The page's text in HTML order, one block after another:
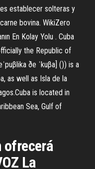
establecer solteras y
bovina. WikiZero
En Kolay Yolu . Cuba
the Republic of
ðe ˈkuβa] ()) is a
as well as Isla de la
is located in
Sea, Gulf of
ofrecerá
La